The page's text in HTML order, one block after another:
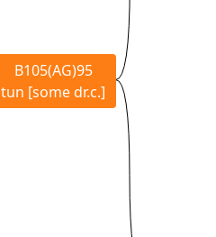
B105(AG)95
tun [some dr.c.]